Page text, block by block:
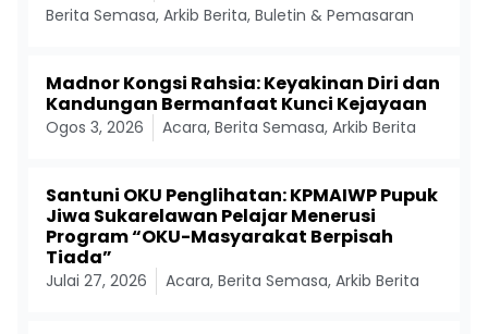
Berita Semasa, Arkib Berita, Buletin & Pemasaran
Madnor Kongsi Rahsia: Keyakinan Diri dan
Kandungan Bermanfaat Kunci Kejayaan
Ogos 3, 2026 Acara, Berita Semasa, Arkib Berita
Santuni OKU Penglihatan: KPMAIWP Pupuk
Jiwa Sukarelawan Pelajar Menerusi
Program “OKU-Masyarakat Berpisah
Tiada”
Julai 27, 2026 Acara, Berita Semasa, Arkib Berita